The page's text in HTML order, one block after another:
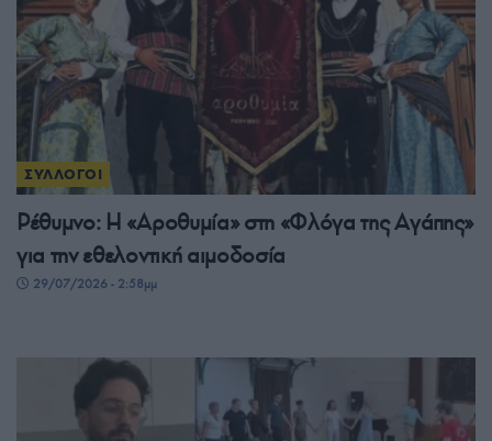
ΣΥΛΛΟΓΟΙ
Ρέθυμνο: Η «Αροθυμία» στη «Φλόγα της Αγάπης»
για την εθελοντική αιμοδοσία
29/07/2026 - 2:58μμ